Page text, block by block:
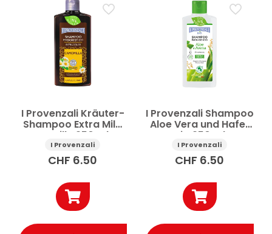
I Provenzali Kräuter-
Shampoo Extra Mild
Kamille 250 ml
I Provenzali
CHF 6.50
I Provenzali Shampoo
Aloe Vera und Hafer
Bio 250 ml
I Provenzali
CHF 6.50